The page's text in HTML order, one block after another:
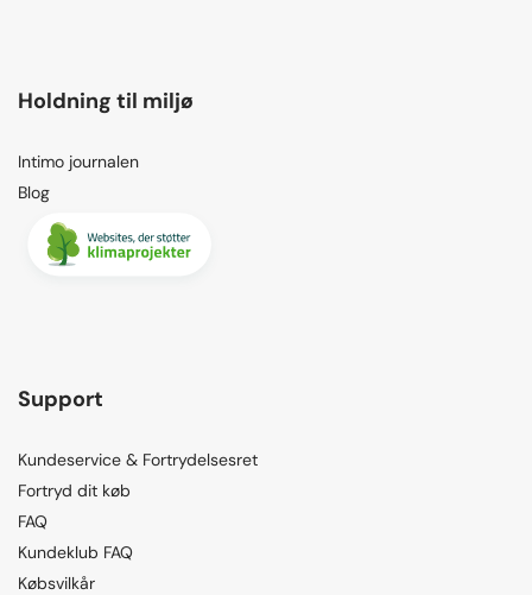
Holdning til miljø
Intimo journalen
Blog
Support
Kundeservice & Fortrydelsesret
Fortryd dit køb
FAQ
Kundeklub FAQ
Købsvilkår